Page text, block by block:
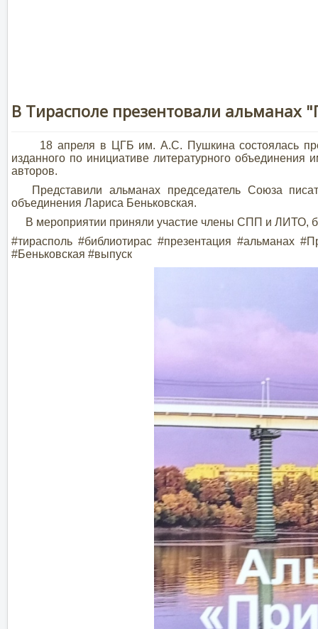
В Тирасполе презентовали альманах
18 апреля в ЦГБ им. А.С. Пушкина состоялась
изданного по инициативе литературного
авторов.
Представили альманах председатель Союза
объединения Лариса Беньковская.
В мероприятии приняли участие члены СПП и ЛИТО,
#тирасполь #библиотирас #презентация #альманах
#Беньковская #выпуск